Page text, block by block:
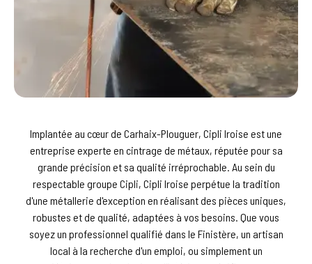
Implantée au cœur de Carhaix-Plouguer, Cipli Iroise est une
entreprise experte en cintrage de métaux, réputée pour sa
grande précision et sa qualité irréprochable. Au sein du
respectable groupe Cipli, Cipli Iroise perpétue la tradition
d'une métallerie d'exception en réalisant des pièces uniques,
robustes et de qualité, adaptées à vos besoins. Que vous
soyez un professionnel qualifié dans le Finistère, un artisan
local à la recherche d'un emploi, ou simplement un